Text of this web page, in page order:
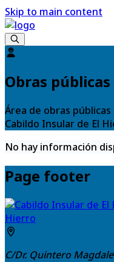
Skip to main content
Obras públicas
Área de obras
Cabildo Insular de El
No hay información
Page footer
Hierro
C/Dr. Quintero